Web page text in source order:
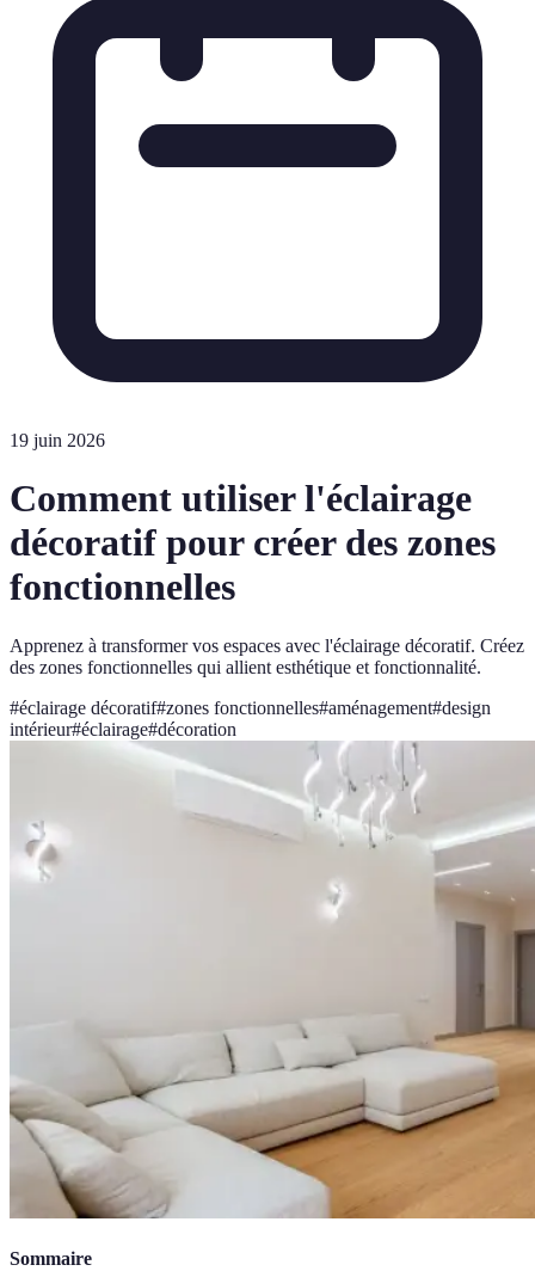
19 juin 2026
Comment utiliser l'éclairage
décoratif pour créer des zones
fonctionnelles
Apprenez à transformer vos espaces avec l'éclairage décoratif. Créez
des zones fonctionnelles qui allient esthétique et fonctionnalité.
#éclairage décoratif#zones fonctionnelles#aménagement#design
intérieur#éclairage#décoration
Sommaire